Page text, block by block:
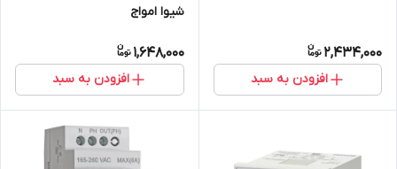
2,434,000
افزودن به سبد
شیوا امواج
1,648,000
افزودن به سبد